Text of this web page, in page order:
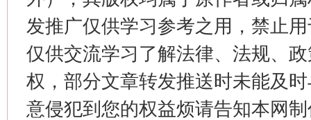
发推广仅供学习参考之用，禁止
仅供交流学习了解法律、法规、
权，部分文章转发推送时未能及
意侵犯到您的权益烦请告知本网
习近平的博鳌关键词
魏明亮